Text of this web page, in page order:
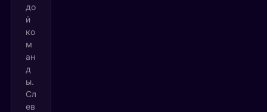
до
й
ко
м
ан
д
ы.
Сл
ев